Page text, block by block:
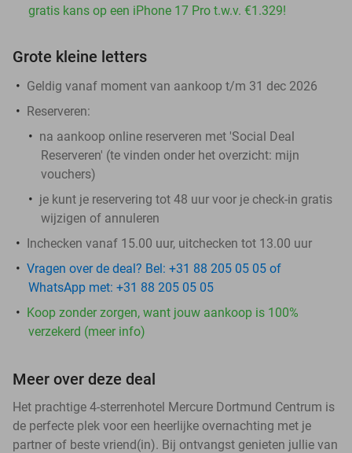
gratis kans op een iPhone 17 Pro t.w.v. €1.329!
Grote kleine letters
Geldig vanaf moment van aankoop t/m 31 dec 2026
Reserveren:
na aankoop online reserveren met 'Social Deal
Reserveren' (te vinden onder het overzicht: mijn
vouchers)
je kunt je reservering tot 48 uur voor je check-in gratis
wijzigen of annuleren
Inchecken vanaf 15.00 uur, uitchecken tot 13.00 uur
Vragen over de deal? Bel: +31 88 205 05 05 of
WhatsApp met: +31 88 205 05 05
Koop zonder zorgen, want jouw aankoop is 100%
verzekerd (meer info)
Meer over deze deal
Het prachtige 4-sterrenhotel Mercure Dortmund Centrum is
de perfecte plek voor een heerlijke overnachting met je
partner of beste vriend(in). Bij ontvangst genieten jullie van